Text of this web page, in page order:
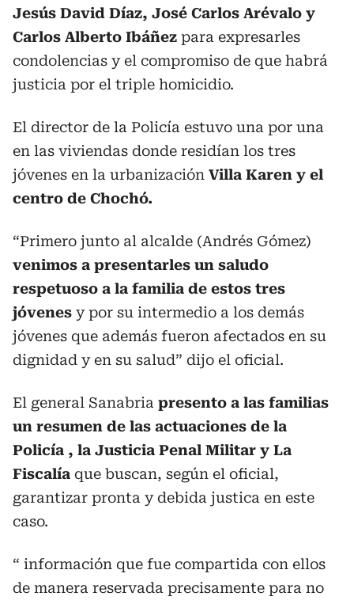
Jesús David Díaz, José Carlos Arévalo y
Carlos Alberto Ibáñez para expresarles
condolencias y el compromiso de que habrá
justicia por el triple homicidio.
El director de la Policía estuvo una por una
en las viviendas donde residían los tres
jóvenes en la urbanización Villa Karen y el
centro de Chochó.
“Primero junto al alcalde (Andrés Gómez)
venimos a presentarles un saludo
respetuoso a la familia de estos tres
jóvenes y por su intermedio a los demás
jóvenes que además fueron afectados en su
dignidad y en su salud” dijo el oficial.
El general Sanabria presento a las familias
un resumen de las actuaciones de la
Policía , la Justicia Penal Militar y La
Fiscalía que buscan, según el oficial,
garantizar pronta y debida justica en este
caso.
“ información que fue compartida con ellos
de manera reservada precisamente para no